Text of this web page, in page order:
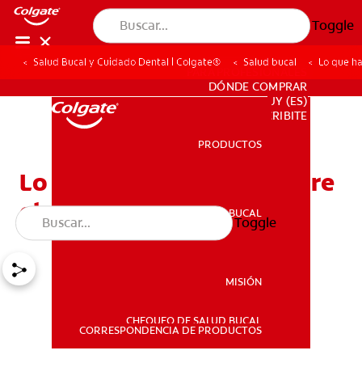
Toggle
SALUD BUCAL
PARA PROFESIONALES
DÓNDE COMPRAR
UY (ES)
SUSCRIBITE
PRODUCTOS
SALUD BUCAL
MISIÓN
CHEQUEO DE SALUD BUCAL
CORRESPONDENCIA DE PRODUCTOS
Toggle
Salud Bucal y Cuidado Dental | Colgate® Salud bucal Lo que
Lo que hay que saber sobre
el músculo milohioideo